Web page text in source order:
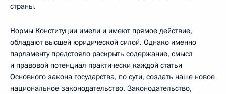
страны.
Нормы Конституции имели и имеют прямое действие,
обладают высшей юридической силой. Однако именно
парламенту предстояло раскрыть содержание, смысл
и правовой потенциал практически каждой статьи
Основного закона государства, по сути, создать наше новое
национальное законодательство. Законодательство,